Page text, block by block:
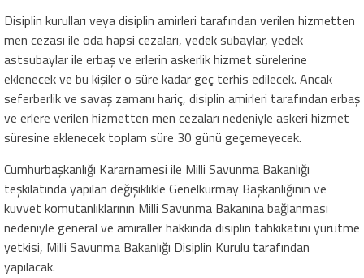
Disiplin kurulları veya disiplin amirleri tarafından verilen hizmetten
men cezası ile oda hapsi cezaları, yedek subaylar, yedek
astsubaylar ile erbaş ve erlerin askerlik hizmet sürelerine
eklenecek ve bu kişiler o süre kadar geç terhis edilecek. Ancak
seferberlik ve savaş zamanı hariç, disiplin amirleri tarafından erbaş
ve erlere verilen hizmetten men cezaları nedeniyle askeri hizmet
süresine eklenecek toplam süre 30 günü geçemeyecek.
Cumhurbaşkanlığı Kararnamesi ile Milli Savunma Bakanlığı
teşkilatında yapılan değişiklikle Genelkurmay Başkanlığının ve
kuvvet komutanlıklarının Milli Savunma Bakanına bağlanması
nedeniyle general ve amiraller hakkında disiplin tahkikatını yürütme
yetkisi, Milli Savunma Bakanlığı Disiplin Kurulu tarafından
yapılacak.